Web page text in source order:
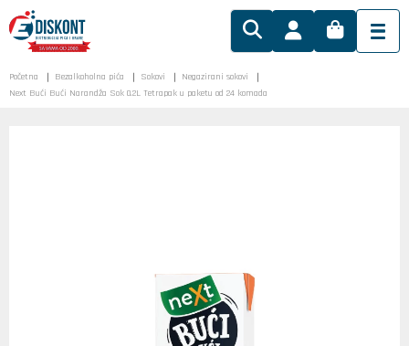
Početna Bezalkoholna pića Sokovi
Negazirani sokovi
Next Bući Bući Narandža Sok 0.2L Tetrapak u paketu od 24 komada